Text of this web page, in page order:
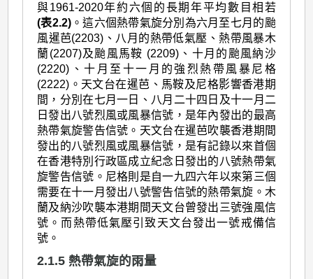
與1961-2020年約六個的長期年平均數目相若
(表2.2)。這六個熱帶氣旋分別為六月至七月的颱
風暹芭(2203)、八月的熱帶低氣壓、熱帶風暴木
蘭(2207)及颱風馬鞍 (2209)、十月的颱風納沙
(2220)、十月至十一月的強烈熱帶風暴尼格
(2222)。天文台在暹芭、馬鞍及尼格影響香港期
間，分別在七月一日、八月二十四日及十一月二
日發出八號烈風或風暴信號，是年內發出的最高
熱帶氣旋警告信號。天文台在暹芭吹襲香港期間
發出的八號烈風或風暴信號，是有記錄以來首個
在香港特別行政區成立紀念日發出的八號熱帶氣
旋警告信號。尼格則是自一九四六年以來第三個
需要在十一月發出八號警告信號的熱帶氣旋。木
蘭及納沙吹襲本港期間天文台曾發出三號強風信
號。而熱帶低氣壓引致天文台發出一號戒備信
號。
2.1.5 熱帶氣旋的雨量